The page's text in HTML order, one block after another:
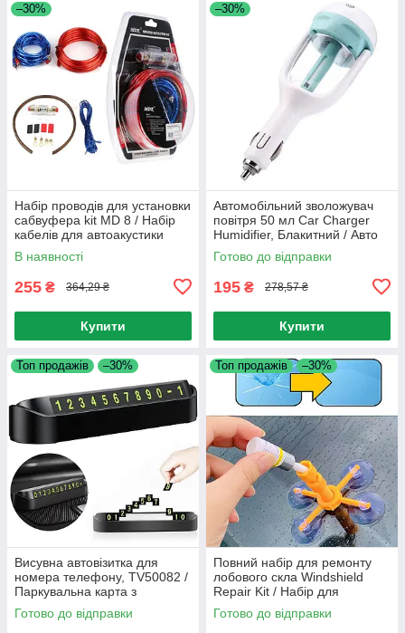
–30%
Набір проводів для установки
сабвуфера kit MD 8 / Набір
кабелів для автоакустики
В наявності
255 ₴ 364,29 ₴
Купити
–30%
Автомобільний зволожувач
повітря 50 мл Car Charger
Humidifier, Блакитний / Авто
освіжувач очисник
Готово до відправки
195 ₴ 278,57 ₴
Купити
Топ продажів –30%
Висувна автовізитка для
номера телефону, TV50082 /
Паркувальна карта з
номером / Візитка в
автомобіль
Готово до відправки
Топ продажів –30%
Повний набір для ремонту
лобового скла Windshield
Repair Kit / Набір для
видалення тріщин скла
Готово до відправки